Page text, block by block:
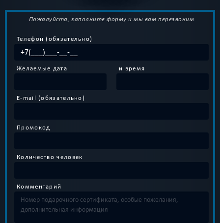
Пожалуйста, заполните форму и мы вам перезвоним
Телефон (обязательно)
Желаемые дата и время
E-mail (обязательно)
Промокод
Количество человек
Комментарий